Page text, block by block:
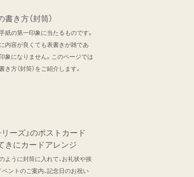
書き方（封筒）
紙の第一印象に当たるものです。
内容が良くても表書きが雑であ
象になりません。このページでは
き方（封筒）をご紹介します。
リーズ」のポストカード
きにカードアレンジ
ように封筒に入れて、お礼状や挨
ベントのご案内、記念日のお祝い